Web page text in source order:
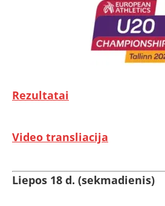
Rezultatai
Video transliacija
Liepos 18 d. (sekmadienis)